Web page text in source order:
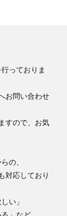
っておりま
お問い合わせ
すので、お気
の、
対応しており
い」